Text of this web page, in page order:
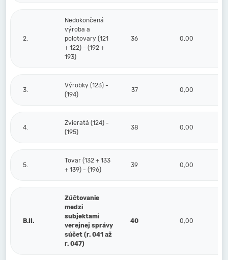
2.
Nedokončená
výroba a
polotovary (121
+ 122) - (192 +
193)
36 0,00
3.
Výrobky (123) -
(194)
37 0,00
4.
Zvieratá (124) -
(195)
38 0,00
5.
Tovar (132 + 133
+ 139) - (196)
39 0,00
B.II.
Zúčtovanie
medzi
subjektami
verejnej správy
súčet (r. 041 až
r. 047)
40 0,00